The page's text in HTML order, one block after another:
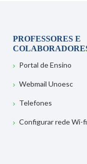
PROFESSORES E
Portal de Ensino
Webmail Unoesc
Telefones
Configurar rede Wi-fi